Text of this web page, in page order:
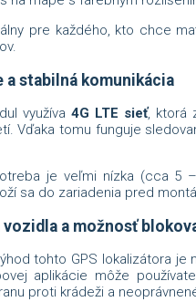
pre každého, kto chce
a stabilná komunikácia
využíva4G LTE sieť, ktorá
Vďaka tomu funguje
je veľmi nízka (cca 5
sa do zariadenia pred
vozidla a možnosť
tohto GPS lokalizátora
aplikácie môže
proti krádeži a